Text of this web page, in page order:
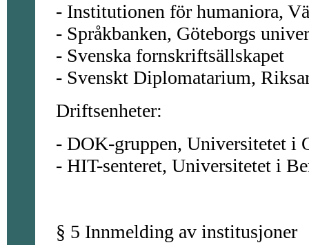
- Institutionen för humaniora,
- Språkbanken, Göteborgs
- Svenska fornskriftsällskapet
- Svenskt Diplomatarium,
Driftsenheter:
- DOK-gruppen, Universitetet i
- HIT-senteret, Universitetet i
§ 5 Innmelding av institusjoner